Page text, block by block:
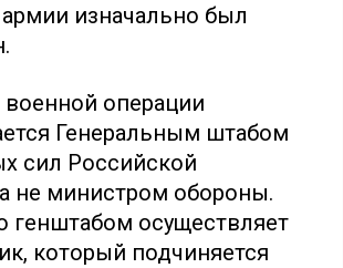
изначально был
операции
Генеральным штабом
сил Российской
не министром обороны.
генштабом осуществляет
который подчиняется